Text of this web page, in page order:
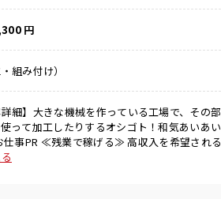
円
組み付け）
詳細】大きな機械を作っている工場で、その
って加工したりするオシゴト！和気あいあ
週休2日制≫ 週末は家族や友人と一緒にプ